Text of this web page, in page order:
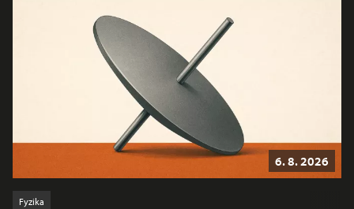
6. 8. 2026
Fyzika